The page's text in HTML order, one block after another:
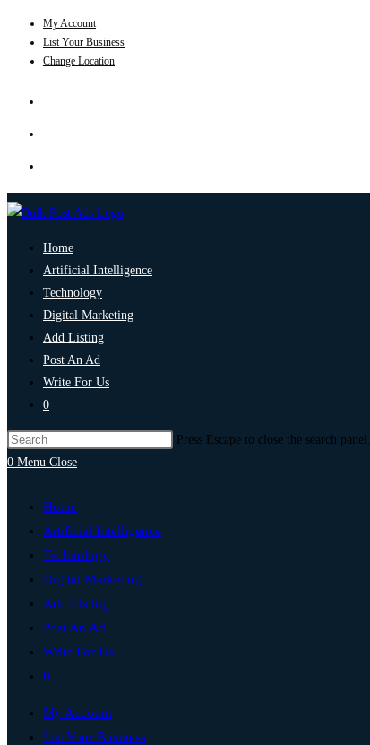
My Account
List Your Business
Change Location
Home
Artificial Intelligence
Technology
Digital Marketing
Add Listing
Post An Ad
Write For Us
0
Press Escape to close the search panel.
0 Menu Close
Home
Artificial Intelligence
Technology
Digital Marketing
Add Listing
Post An Ad
Write For Us
0
My Account
List Your Business